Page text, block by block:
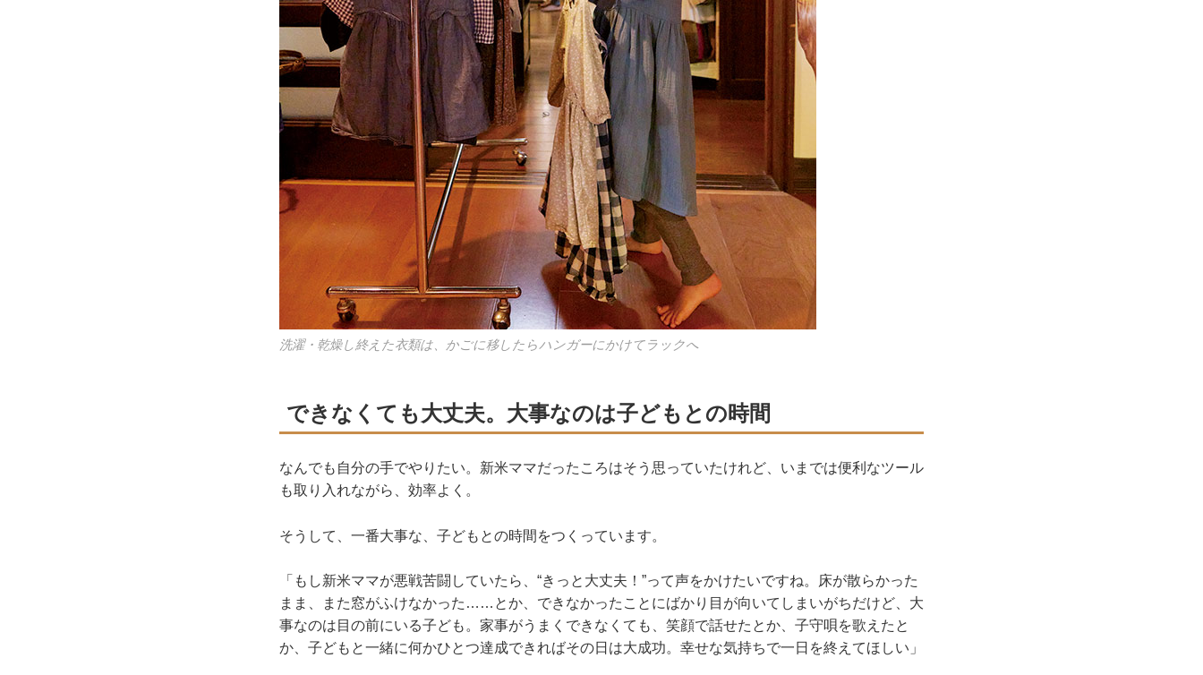
洗濯・乾燥し終えた衣類は、かごに移したらハンガーにかけてラックへ
できなくても大丈夫。大事なのは子どもとの時間
なんでも自分の手でやりたい。新米ママだったころはそう思っていたけれど、いまでは便利なツール
も取り入れながら、効率よく。
そうして、一番大事な、子どもとの時間をつくっています。
「もし新米ママが悪戦苦闘していたら、“きっと大丈夫！”って声をかけたいですね。床が散らかった
まま、また窓がふけなかった……とか、できなかったことにばかり目が向いてしまいがちだけど、大
事なのは目の前にいる子ども。家事がうまくできなくても、笑顔で話せたとか、子守唄を歌えたと
か、子どもと一緒に何かひとつ達成できればその日は大成功。幸せな気持ちで一日を終えてほしい」